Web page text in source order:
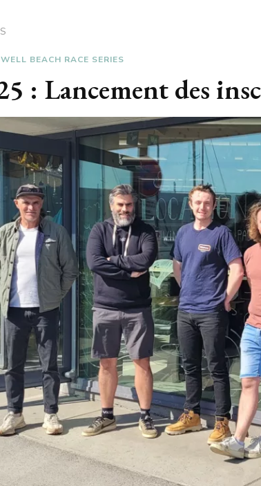
BEACH RACE SERIES
: Lancement des